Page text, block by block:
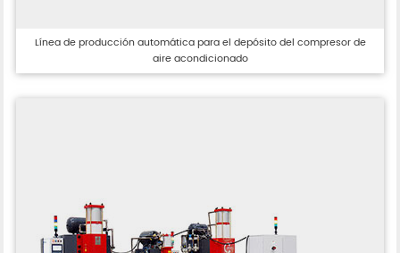
Línea de producción automática para el depósito del compresor de
aire acondicionado